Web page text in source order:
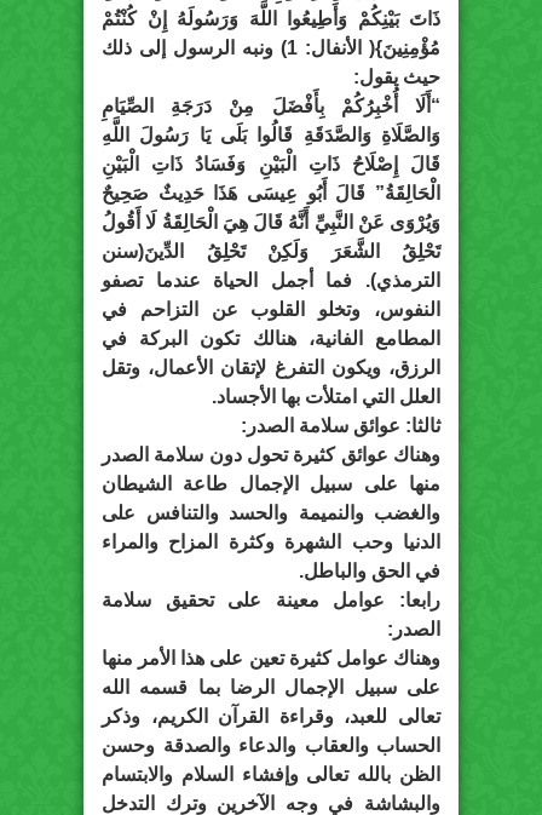
ذَاتَ بَيْنِكُمْ وَأَطِيعُوا اللَّهَ وَرَسُولَهُ إِنْ كُنْتُمْ
مُؤْمِنِينَ}( الأنفال: 1) ونبه الرسول إلى ذلك
حيث يقول:
“أَلَا أُخْبِرُكُمْ بِأَفْضَلَ مِنْ دَرَجَةِ الصِّيَامِ
وَالصَّلَاةِ وَالصَّدَقَةِ قَالُوا بَلَى يَا رَسُولَ اللَّهِ
قَالَ إِصْلَاحُ ذَاتِ الْبَيْنِ وَفَسَادُ ذَاتِ الْبَيْنِ
الْحَالِقَةُ” قَالَ أَبُو عِيسَى هَذَا حَدِيثٌ صَحِيحٌ
وَيُرْوَى عَنْ النَّبِيِّ أَنَّهُ قَالَ هِيَ الْحَالِقَةُ لَا أَقُولُ
تَحْلِقُ الشَّعَرَ وَلَكِنْ تَحْلِقُ الدِّينَ(سنن
الترمذي). فما أجمل الحياة عندما تصفو
النفوس، وتخلو القلوب عن التزاحم في
المطامع الفانية، هنالك تكون البركة في
الرزق، ويكون التفرغ لإتقان الأعمال، وتقل
العلل التي امتلأت بها الأجساد.
ثالثا: عوائق سلامة الصدر:
وهناك عوائق كثيرة تحول دون سلامة الصدر
منها على سبيل الإجمال طاعة الشيطان
والغضب والنميمة والحسد والتنافس على
الدنيا وحب الشهرة وكثرة المزاح والمراء
في الحق والباطل.
رابعا: عوامل معينة على تحقيق سلامة
الصدر:
وهناك عوامل كثيرة تعين على هذا الأمر منها
على سبيل الإجمال الرضا بما قسمه الله
تعالى للعبد، وقراءة القرآن الكريم، وذكر
الحساب والعقاب والدعاء والصدقة وحسن
الظن بالله تعالى وإفشاء السلام والابتسام
والبشاشة في وجه الآخرين وترك التدخل